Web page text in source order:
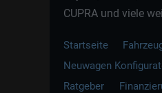
CUPRA und viele
Startseite
Neuwagen
Ratgeber